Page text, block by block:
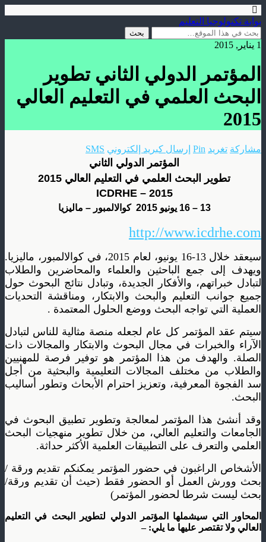
بوابة تكنولوجيا التعليم
1 يناير, 2015
المؤتمر الدولي الثاني تطوير
البحث العلمي في التعليم العالي
2015
مشاركة تغريد Pin إرسال كبريد إلكتروني SMS
المؤتمر الدولي الثاني
تطوير البحث العلمي في التعليم العالي 201 5
ICDRHE – 2015
13
–
16 يونيو 2015 كوالالمبور – ماليزيا
http://www.icdrhe.com
سيعقد خلال 13-16 يونيو، لعام 2015، في كوالالمبور، ماليزيا.
ويهدف إلى جمع الباحثين والعلماء والمحاضرين والطلاب
لتبادل خبراتهم، والأفكار الجديدة، وتبادل نتائج البحوث حول
جميع جوانب التعليم والبحث والابتكار، ومناقشة التحديات
العملية التي تواجه البحث ووضع الحلول المعتمدة .
سيتم عقد المؤتمر كل عام لجعله منصة مثالية للناس لتبادل
الآراء والخبرات في مجال البحوث والابتكار والمجالات ذات
الصلة. والهدف من هذا المؤتمر هو توفير فرصة للمهنيين
والطلاب من مختلف المجالات التعليمية والبحثية من أجل
سد الفجوة المعرفية، وتعزيز احترام الأبحاث وتطور أساليب
البحث.
وقد أنشئ هذا المؤتمر لمعالجة وتطوير تطبيق البحوث في
الجامعات والتعليم العالي، من خلال تطوير منهجيات البحث
العلمي والتعرف على التطبيقات العلمية الأكثر حداثة.
الأشخاص الراغبون في حضور المؤتمر يمكنكم تقديم ورقة /
بحث وورش العمل أو الحضور فقط (حيث أن تقديم ورقة/
بحث ليست شرطا لحضور المؤتمر)
المحاور التي سيشملها المؤتمر الدولي لتطوير البحث في التعليم
العالي ولا تقتصر عليها ما يلي: –